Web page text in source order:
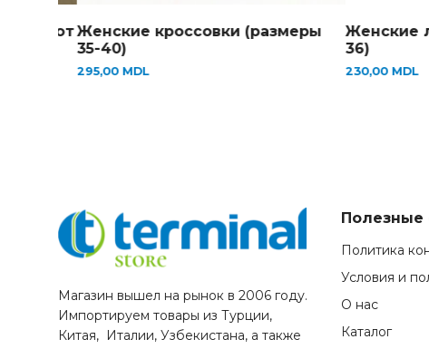
кроссовки (размеры
Женские лоферы
Магазин вышел на рынок в 2006 году.
Импортируем товары из Турции,
Китая, Италии, Узбекистана, а также
Полезные
Политика
Условия и
О нас
Каталог